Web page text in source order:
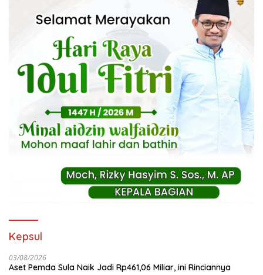
Kepsul
03/08/2026
Aset Pemda Sula Naik Jadi Rp461,06 Miliar, ini Rinciannya